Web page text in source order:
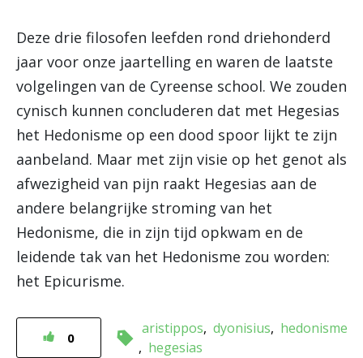
Deze drie filosofen leefden rond driehonderd
jaar voor onze jaartelling en waren de laatste
volgelingen van de Cyreense school. We zouden
cynisch kunnen concluderen dat met Hegesias
het Hedonisme op een dood spoor lijkt te zijn
aanbeland. Maar met zijn visie op het genot als
afwezigheid van pijn raakt Hegesias aan de
andere belangrijke stroming van het
Hedonisme, die in zijn tijd opkwam en de
leidende tak van het Hedonisme zou worden:
het Epicurisme.
0
aristippos dyonisius
hedonisme
hegesias